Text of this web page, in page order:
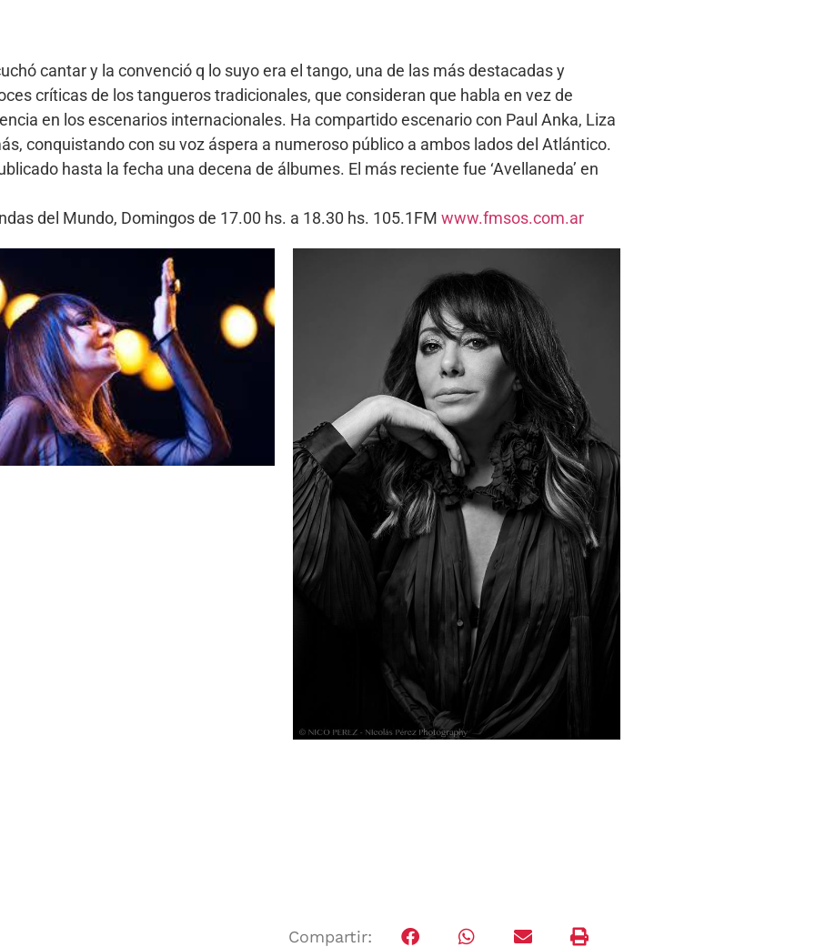
cantar y la convenció q lo suyo era el tango, una de las más destacadas y
críticas de los tangueros tradicionales, que consideran que habla en vez de
en los escenarios internacionales. Ha compartido escenario con Paul Anka, Liza
conquistando con su voz áspera a numeroso público a ambos lados del Atlántico.
hasta la fecha una decena de álbumes. El más reciente fue ‘Avellaneda’ en
del Mundo, Domingos de 17.00 hs. a 18.30 hs. 105.1FM www.fmsos.com.ar
Compartir: